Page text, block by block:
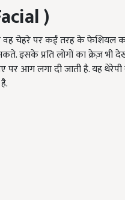
)
वह चेहरे पर कईं तरह के फेशियल
इसके प्रति लोगों का क्रेज़ भी
पर आग लगा दी जाती है. यह